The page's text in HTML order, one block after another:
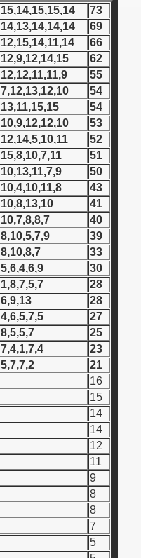
15,14,15,15,14
73
14,13,14,14,14
69
12,15,14,11,14
66
12,9,12,14,15
62
12,12,11,11,9
55
7,12,13,12,10
54
13,11,15,15
54
10,9,12,12,10
53
12,14,5,10,11
52
15,8,10,7,11
51
10,13,11,7,9
50
10,4,10,11,8
43
10,8,13,10
41
10,7,8,8,7
40
8,10,5,7,9
39
8,10,8,7
33
5,6,4,6,9
30
1,8,7,5,7
28
6,9,13
28
4,6,5,7,5
27
8,5,5,7
25
7,4,1,7,4
23
5,7,7,2
21
16
15
14
14
12
11
9
8
8
7
5